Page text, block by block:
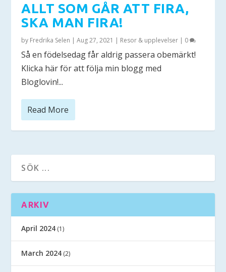
ALLT SOM GÅR ATT FIRA,
SKA MAN FIRA!
by Fredrika Selen |Aug 27, 2021 | Resor & upplevelser | 0
Så en födelsedag får aldrig passera obemärkt!
Klicka här för att följa min blogg med
Bloglovin!...
Read More
ARKIV
April 2024 (1)
March 2024 (2)